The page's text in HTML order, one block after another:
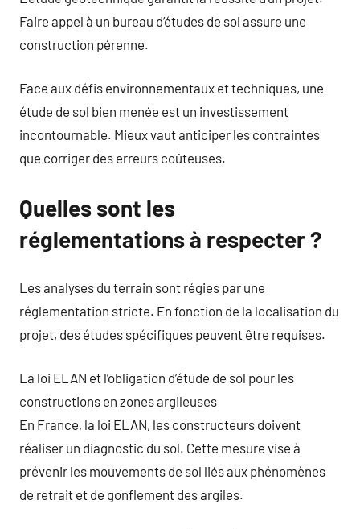
Faire appel à un bureau d’études de sol assure une
construction pérenne.
Face aux défis environnementaux et techniques, une
étude de sol bien menée est un investissement
incontournable. Mieux vaut anticiper les contraintes
que corriger des erreurs coûteuses.
Quelles sont les
réglementations à respecter ?
Les analyses du terrain sont régies par une
réglementation stricte. En fonction de la localisation du
projet, des études spécifiques peuvent être requises.
La loi ELAN et l’obligation d’étude de sol pour les
constructions en zones argileuses
En France, la loi ELAN, les constructeurs doivent
réaliser un diagnostic du sol. Cette mesure vise à
prévenir les mouvements de sol liés aux phénomènes
de retrait et de gonflement des argiles.